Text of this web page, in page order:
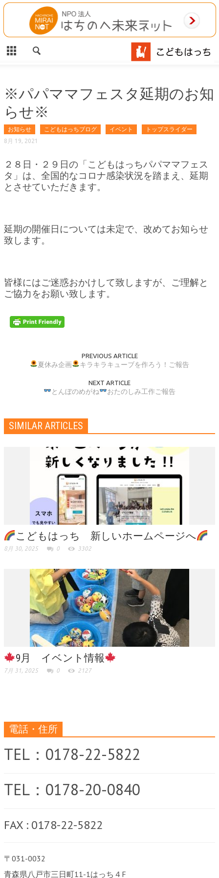
CLOSE
HOME
相談事業
MAP
運営団体
※パパママフェスタ延期のお知
らせ※
お知らせ こどもはっちブログ イベント トップスライダー
8月 19, 2021
２８日・２９日の「こどもはっちパパママフェス
タ」は、全国的なコロナ感染状況を踏まえ、延期
とさせていただきます。
延期の開催日については未定で、改めてお知らせ
致します。
皆様にはご迷惑おかけして致しますが、ご理解と
ご協力をお願い致します。
PREVIOUS ARTICLE
夏休み企画 キラキラキューブを作ろう！ご報告
NEXT ARTICLE
とんぼのめがね おたのしみ工作ご報告
SIMILAR ARTICLES
こどもはっち 新しいホームページへ
8月 30, 2025 0 3302
9月 イベント情報
7月 31, 2025 0 2127
電話・住所
TEL：0178-22-5822
TEL：0178-20-0840
FAX : 0178-22-5822
〒031-0032
青森県八戸市三日町11-1はっち４F